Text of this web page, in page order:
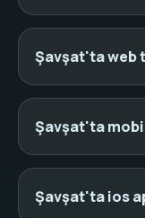
Şavşat'ta web
Şavşat'ta
Şavşat'ta ios